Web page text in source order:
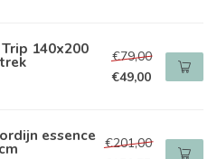
140x200
€79,00
€49,00
essence €201,00